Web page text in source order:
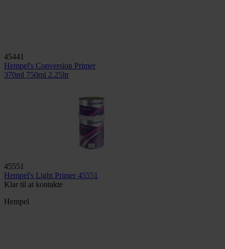
45441
Hempel's Conversion Primer
370ml 750ml 2.25ltr
45551
Hempel's Light Primer 45551
Klar til at kontakte
Hempel